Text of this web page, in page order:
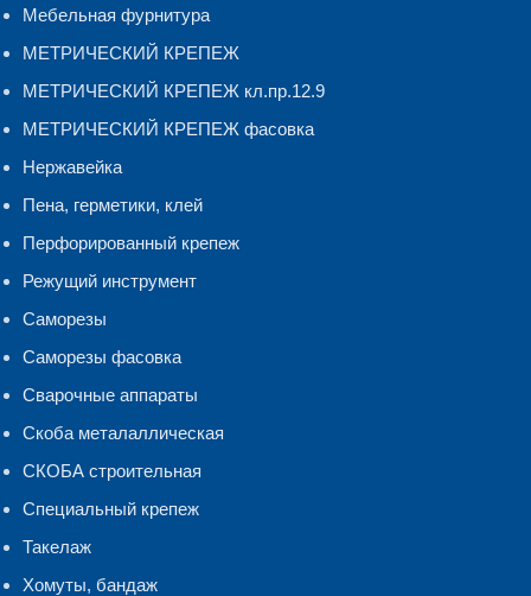
Мебельная фурнитура
МЕТРИЧЕСКИЙ КРЕПЕЖ
МЕТРИЧЕСКИЙ КРЕПЕЖ кл.пр.12.9
МЕТРИЧЕСКИЙ КРЕПЕЖ фасовка
Нержавейка
Пена, герметики, клей
Перфорированный крепеж
Режущий инструмент
Саморезы
Саморезы фасовка
Сварочные аппараты
Скоба металаллическая
СКОБА строительная
Специальный крепеж
Такелаж
Хомуты, бандаж